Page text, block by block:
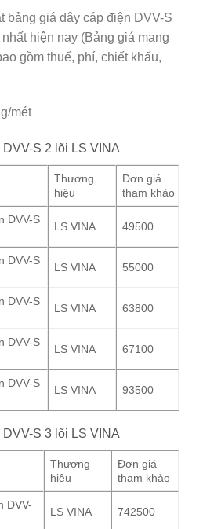
bảng giá dây cáp điện DVV-S
hiện nay (Bảng giá mang
gồm thuế, phí, chiết khấu,
mét
S 2 lõi LS VINA
Thương
hiệu
Đơn giá
tham khảo
DVV-S
LS VINA 49500
DVV-S
LS VINA 55000
DVV-S
LS VINA 63800
DVV-S
LS VINA 67100
DVV-S
LS VINA 93500
S 3 lõi LS VINA
Thương
hiệu
Đơn giá
tham khảo
DVV-
LS VINA 742500